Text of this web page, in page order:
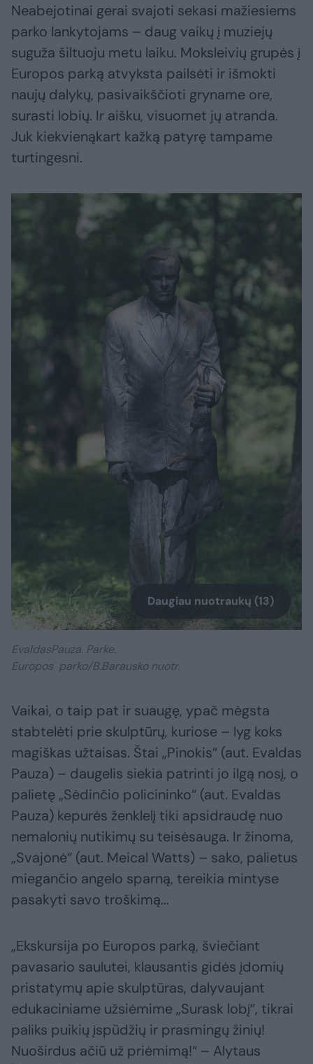
Neabejotinai gerai svajoti sekasi mažiesiems
parko lankytojams – daug vaikų į muziejų
suguža šiltuoju metu laiku. Moksleivių grupės į
Europos parką atvyksta pailsėti ir išmokti
naujų dalykų, pasivaikščioti gryname ore,
surasti lobių. Ir aišku, visuomet jų atranda.
Juk kiekvienąkart kažką patyrę tampame
turtingesni.
Daugiau nuotraukų (13)
EvaldasPauza. Parke.
Europos parko/B.Barausko nuotr.
Vaikai, o taip pat ir suaugę, ypač mėgsta
stabtelėti prie skulptūrų, kuriose – lyg koks
magiškas užtaisas. Štai „Pinokis“ (aut. Evaldas
Pauza) – daugelis siekia patrinti jo ilgą nosį, o
palietę „Sėdinčio policininko“ (aut. Evaldas
Pauza) kepurės ženklelį tiki apsidraudę nuo
nemalonių nutikimų su teisėsauga. Ir žinoma,
„Svajonė“ (aut. Meical Watts) – sako, palietus
miegančio angelo sparną, tereikia mintyse
pasakyti savo troškimą...
„Ekskursija po Europos parką, šviečiant
pavasario saulutei, klausantis gidės įdomių
pristatymų apie skulptūras, dalyvaujant
edukaciniame užsiėmime „Surask lobį“, tikrai
paliks puikių įspūdžių ir prasmingų žinių!
Nuoširdus ačiū už priėmimą!“ – Alytaus